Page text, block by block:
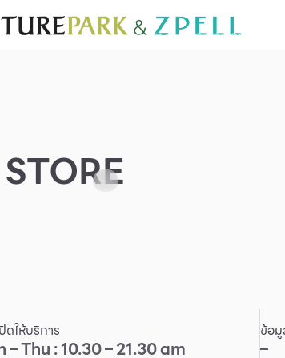
บนักท่องเที่ยว มีอะไรใหม่ แผนผังร้านค้า
Furniture
Other
ดให้บริการ
– Thu : 10.30 – 21.30 am
ข้อ
–